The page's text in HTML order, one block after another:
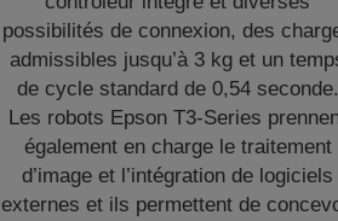
possibilités de connexion, des
admissibles jusqu’à 3 kg et un
de cycle standard de 0,54 seconde.
Les robots Epson T3-Series
également en charge le traitement
d’image et l’intégration de logiciels
externes et ils permettent de